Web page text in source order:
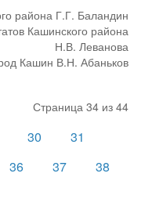
района Г.Г. Баландин
Кашинского района
Н.В. Леванова
Кашин В.Н. Абаньков
Страница 34 из 44
30
31
36 37
38